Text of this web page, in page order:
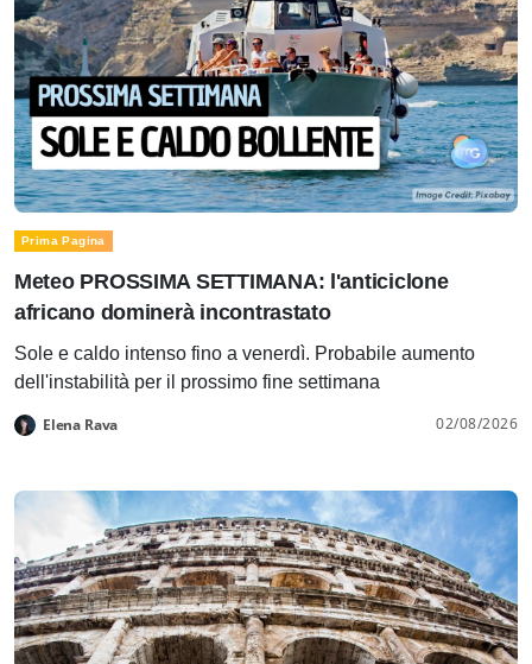
Prima Pagina
Meteo PROSSIMA SETTIMANA: l'anticiclone
africano dominerà incontrastato
Sole e caldo intenso fino a venerdì. Probabile aumento
dell'instabilità per il prossimo fine settimana
Elena Rava 02/08/2026